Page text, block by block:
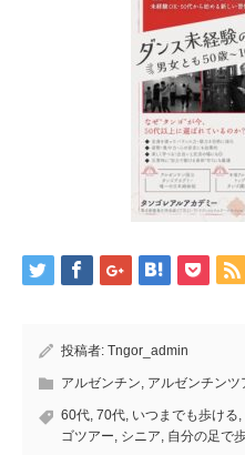
投稿者: Tngor_admin
アルゼンチン, アルゼンチンツ
60代, 70代, いつまでも歩ける,
ゴツアー, シニア, 自分の足で